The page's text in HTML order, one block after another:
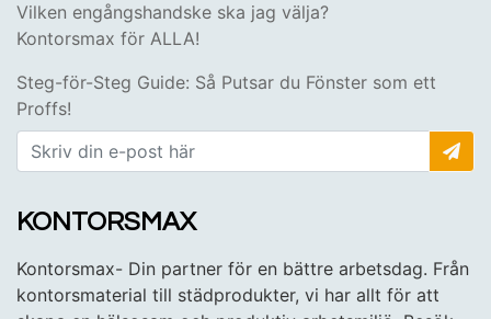
Vilken engångshandske ska jag välja?
Kontorsmax för ALLA!
Steg-för-Steg Guide: Så Putsar du Fönster som ett
Proffs!
KONTORSMAX
Kontorsmax- Din partner för en bättre arbetsdag. Från
kontorsmaterial till städprodukter, vi har allt för att